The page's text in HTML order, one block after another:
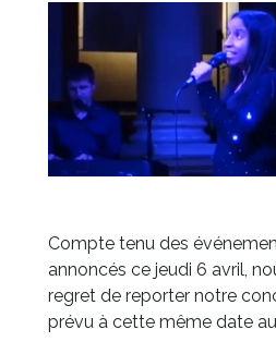
Compte tenu des
annoncés ce jeudi 6 avril,
regret de reporter notre
prévu à cette même date